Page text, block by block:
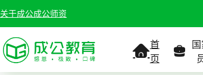
关于成公成公师资
首
页